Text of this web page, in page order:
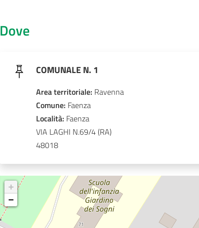
Dove
COMUNALE N. 1
Area territoriale: Ravenna
Comune: Faenza
Località: Faenza
VIA LAGHI N.69/4
(RA)
48018
+
−